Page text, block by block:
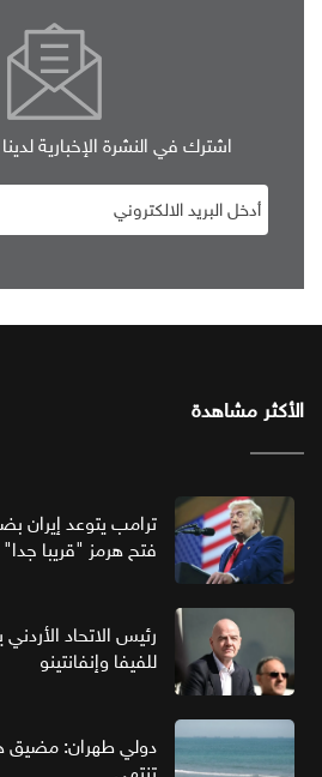
اشترك في النشرة الإخبارية
الأكثر مشاهدة
ترامب يتوعد إيران
فتح هرمز "قريبا جدا"
رئيس الاتحاد
للفيفا وإنفانتينو
دولي طهران: مضيق